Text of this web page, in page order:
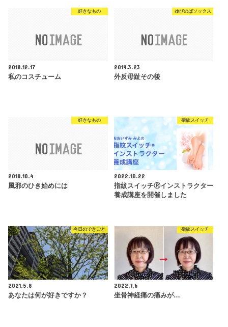
好きなもの
2018.12.17
私のコスチューム
ゆびのばソックス
2019.3.23
外反母趾その後
好きなもの
2018.10.4
風邪のひき始めには
指紋スイッチ
2022.10.22
指紋スイッチⓇインストラクター
養成講座を開催しました
今日のできごと
2021.5.8
あなたは何が好きですか？
指紋スイッチ
2022.1.6
坐骨神経痛の痛みが…